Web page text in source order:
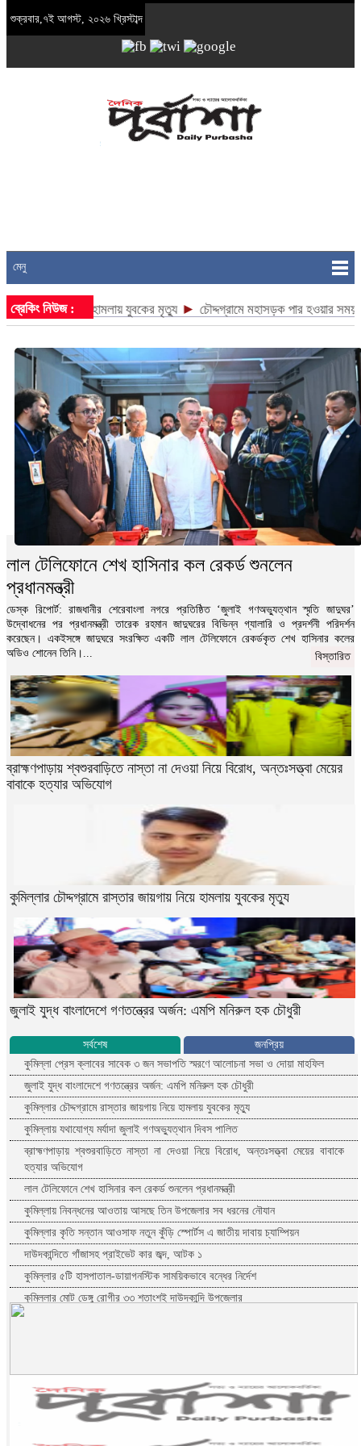
শুক্রবার,৭ই আগস্ট, ২০২৬ খ্রিস্টাব্দ
মেনু
ব্রেকিং নিউজ :
নিয়ে হামলায় যুবকের মৃত্যু►চৌদ্দগ্রামে মহাসড়ক পার হওয়ার সময় বাসের
লাল টেলিফোনে শেখ হাসিনার কল রেকর্ড শুনলেন
প্রধানমন্ত্রী
ডেস্ক রিপোর্ট: রাজধানীর শেরেবাংলা নগরে প্রতিষ্ঠিত ‘জুলাই গণঅভ্যুত্থান স্মৃতি জাদুঘর’
উদ্বোধনের পর প্রধানমন্ত্রী তারেক রহমান জাদুঘরের বিভিন্ন গ্যালারি ও প্রদর্শনী পরিদর্শন
করেছেন। একইসঙ্গে জাদুঘরে সংরক্ষিত একটি লাল টেলিফোনে রেকর্ডকৃত শেখ হাসিনার কলের
অডিও শোনেন তিনি।...
বিস্তারিত
ব্রাহ্মণপাড়ায় শ্বশুরবাড়িতে নাস্তা না দেওয়া নিয়ে বিরোধ, অন্তঃসত্ত্বা মেয়ের
বাবাকে হত্যার অভিযোগ
কুমিল্লার চৌদ্দগ্রামে রাস্তার জায়গায় নিয়ে হামলায় যুবকের মৃত্যু
জুলাই যুদ্ধ বাংলাদেশে গণতন্ত্রের অর্জন: এমপি মনিরুল হক চৌধুরী
সর্বশেষ
জনপ্রিয়
কুমিল্লা প্রেস ক্লাবের সাবেক ৩ জন সভাপতি স্মরণে আলোচনা সভা ও দোয়া মাহফিল
জুলাই যুদ্ধ বাংলাদেশে গণতন্ত্রের অর্জন: এমপি মনিরুল হক চৌধুরী
কুমিল্লার চৌদ্দগ্রামে রাস্তার জায়গায় নিয়ে হামলায় যুবকের মৃত্যু
কুমিল্লায় যথাযোগ্য মর্যাদা জুলাই গণঅভ্যুত্থান দিবস পালিত
ব্রাহ্মণপাড়ায় শ্বশুরবাড়িতে নাস্তা না দেওয়া নিয়ে বিরোধ, অন্তঃসত্ত্বা মেয়ের বাবাকে
হত্যার অভিযোগ
লাল টেলিফোনে শেখ হাসিনার কল রেকর্ড শুনলেন প্রধানমন্ত্রী
কুমিল্লায় নিবন্ধনের আওতায় আসছে তিন উপজেলার সব ধরনের নৌযান
কুমিল্লার কৃতি সন্তান আওসাফ নতুন কুঁড়ি স্পোর্টস এ জাতীয় দাবায় চ্যাম্পিয়ন
দাউদকান্দিতে গাঁজাসহ প্রাইভেট কার জব্দ, আটক ১
কুমিল্লার ৫টি হাসপাতাল-ডায়াগনস্টিক সাময়িকভাবে বন্ধের নির্দেশ
কুমিল্লার মোট ডেঙ্গু রোগীর ৩৩ শতাংশই দাউদকান্দি উপজেলার
কুমিল্লায় পিকআপ চালক হত্যার ঘটনায় গ্রেপ্তার দ্বিতীয় স্ত্রী
কুমিল্লায় হত্যা ও ডাকাতি মামলার যাবজ্জীবন সাজাপ্রাপ্ত পলাতক আসামি ফেনীতে
গ্রেপ্তার
কুমিল্লা-ফেনী সীমান্তে ১ কোটি ১৫ লাখ টাকার ভারতীয় পণ্য জব্দ